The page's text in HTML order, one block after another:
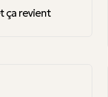
ça revient